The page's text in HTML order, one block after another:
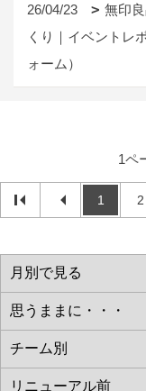
26/04/23
無印
くり｜イベントレ
ォーム）
1ペ
1 2